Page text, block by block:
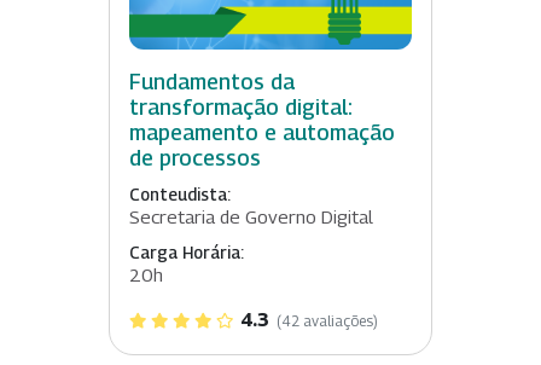
Fundamentos da
transformação digital:
mapeamento e automação
de processos
Conteudista:
Secretaria de Governo Digital
Carga Horária:
20h
4.3 (42 avaliações)